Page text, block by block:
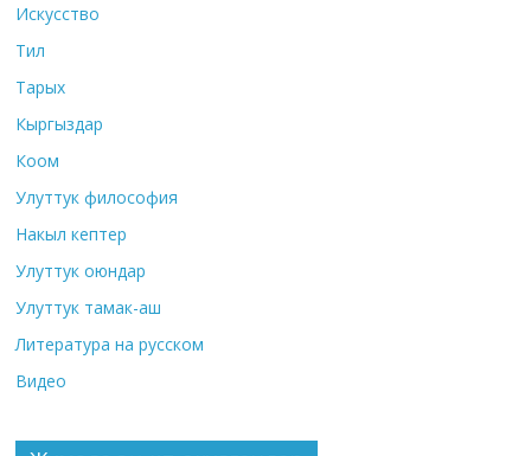
Искусство
Тил
Тарых
Кыргыздар
Коом
Улуттук философия
Накыл кептер
Улуттук оюндар
Улуттук тамак-аш
Литература на русском
Видео